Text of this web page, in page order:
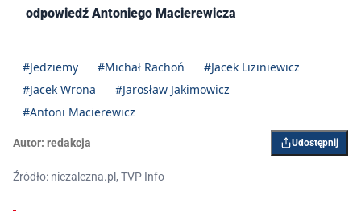
odpowiedź Antoniego Macierewicza
#Jedziemy #Michał Rachoń
#Jacek Liziniewicz
#Jacek Wrona
#Jarosław Jakimowicz
#Antoni Macierewicz
Autor: redakcja Udostępnij
Źródło: niezalezna.pl, TVP Info